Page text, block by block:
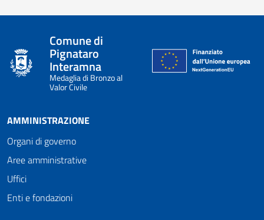
Comune di
Pignataro
Interamna
Medaglia di Bronzo al
Valor Civile
AMMINISTRAZIONE
Organi di governo
Aree amministrative
Uffici
Enti e fondazioni